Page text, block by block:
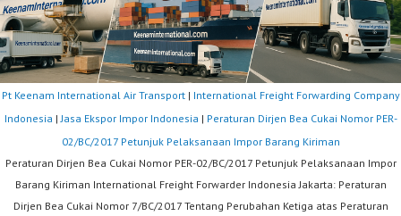
Pt Keenam International Air Transport| International Freight Forwarding Company
Indonesia | Jasa Ekspor Impor Indonesia | Peraturan Dirjen Bea Cukai Nomor PER-
02/BC/2017 Petunjuk Pelaksanaan Impor Barang Kiriman
Peraturan Dirjen Bea Cukai Nomor PER-02/BC/2017 Petunjuk Pelaksanaan Impor
Barang Kiriman International Freight Forwarder Indonesia Jakarta: Peraturan
Dirjen Bea Cukai Nomor 7/BC/2017 Tentang Perubahan Ketiga atas Peraturan